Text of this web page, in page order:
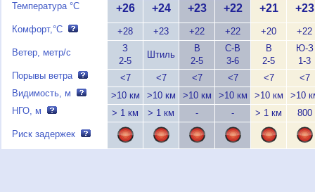
Температура °C
Комфорт,°C
Ветер, метр/с
Порывы ветра
Видимость, м
НГО, м
Риск задержек
+26
+28
З
2-5
<7
>10 км
> 1 км
+24
+23
Штиль
<7
>10 км
> 1 км
+23
+22
В
2-5
<7
>10 км
-
+22
+22
С-В
3-6
<7
>10 км
-
+21
+20
В
2-5
<7
>10 км
> 1 км
+23
+22
Ю-З
1-3
<7
>10
800